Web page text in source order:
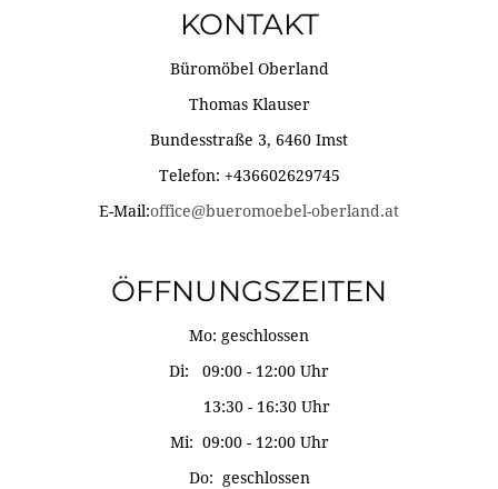
KONTAKT
Büromöbel Oberland
Thomas Klauser
Bundesstraße 3, 6460 Imst
Telefon: +436602629745
E-Mail:office@bueromoebel-oberland.at
ÖFFNUNGSZEITEN
Mo: geschlossen
Di: 09:00 - 12:00 Uhr
13:30 - 16:30 Uhr
Mi: 09:00 - 12:00 Uhr
Do: geschlossen